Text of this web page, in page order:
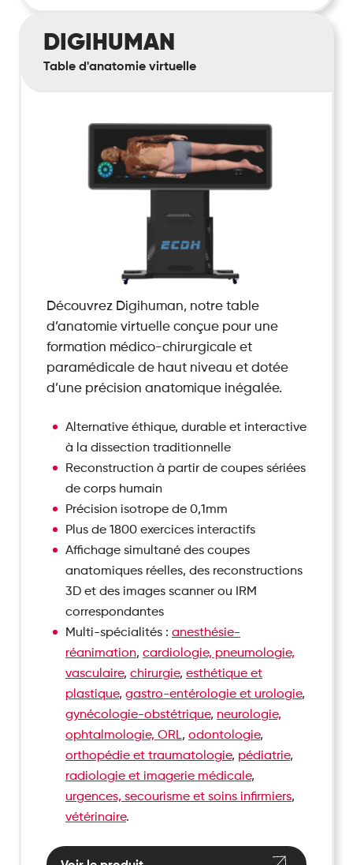
DIGIHUMAN
Table d'anatomie virtuelle
Découvrez Digihuman, notre table
d’anatomie virtuelle conçue pour une
formation médico-chirurgicale et
paramédicale de haut niveau et dotée
d’une précision anatomique inégalée.
Alternative éthique, durable et interactive
à la dissection traditionnelle
Reconstruction à partir de coupes sériées
de corps humain
Précision isotrope de 0,1mm
Plus de 1800 exercices interactifs
Affichage simultané des coupes
anatomiques réelles, des reconstructions
3D et des images scanner ou IRM
correspondantes
Multi-spécialités : anesthésie-
réanimation, cardiologie, pneumologie,
vasculaire, chirurgie, esthétique et
plastique, gastro-entérologie et urologie,
gynécologie-obstétrique, neurologie,
ophtalmologie, ORL, odontologie,
orthopédie et traumatologie, pédiatrie,
radiologie et imagerie médicale,
urgences, secourisme et soins infirmiers,
vétérinaire.